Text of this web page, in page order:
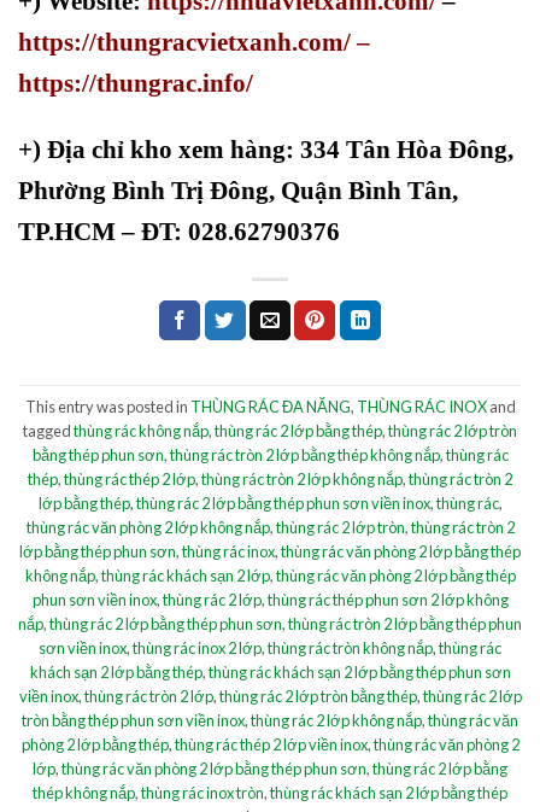
https://thungracvietxanh.com/–
https://thungrac.info/
+) Địa chỉ kho xem hàng: 334 Tân Hòa Đông,
Phường Bình Trị Đông, Quận Bình Tân,
TP.HCM – ĐT: 028.62790376
This entry was posted in THÙNG RÁC ĐA NĂNG, THÙNG RÁC INOXand
taggedthùng rác không nắp,thùng rác 2 lớp bằng thép,thùng rác 2 lớp tròn
bằng thép phun sơn,thùng rác tròn 2 lớp bằng thép không nắp,thùng rác
thép,thùng rác thép 2 lớp,thùng rác tròn 2 lớp không nắp,thùng rác tròn 2
lớp bằng thép,thùng rác 2 lớp bằng thép phun sơn viền inox,thùng rác,
thùng rác văn phòng 2 lớp không nắp,thùng rác 2 lớp tròn,thùng rác tròn 2
lớp bằng thép phun sơn,thùng rác inox,thùng rác văn phòng 2 lớp bằng thép
không nắp,thùng rác khách sạn 2 lớp,thùng rác văn phòng 2 lớp bằng thép
phun sơn viền inox,thùng rác 2 lớp,thùng rác thép phun sơn 2 lớp không
nắp,thùng rác 2 lớp bằng thép phun sơn,thùng rác tròn 2 lớp bằng thép phun
sơn viền inox,thùng rác inox 2 lớp,thùng rác tròn không nắp,thùng rác
khách sạn 2 lớp bằng thép,thùng rác khách sạn 2 lớp bằng thép phun sơn
viền inox,thùng rác tròn 2 lớp,thùng rác 2 lớp tròn bằng thép,thùng rác 2 lớp
tròn bằng thép phun sơn viền inox,thùng rác 2 lớp không nắp,thùng rác văn
phòng 2 lớp bằng thép,thùng rác thép 2 lớp viền inox,thùng rác văn phòng 2
lớp,thùng rác văn phòng 2 lớp bằng thép phun sơn,thùng rác 2 lớp bằng
thép không nắp,thùng rác inox tròn,thùng rác khách sạn 2 lớp bằng thép